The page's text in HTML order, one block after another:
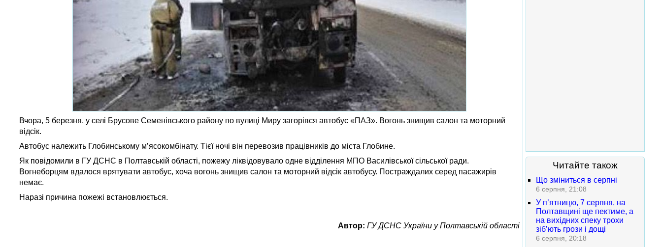
Вчора, 5 березня, у селі Брусове Семенівського району по вулиці Миру загорівся автобус «ПАЗ». Вогонь знищив салон та моторний
відсік.
Автобус належить Глобинському м’ясокомбінату. Тієї ночі він перевозив працівників до міста Глобине.
Як повідомили в ГУ ДСНС в Полтавській області, пожежу ліквідовувало одне відділення МПО Василівської сільської ради.
Вогнеборцям вдалося врятувати автобус, хоча вогонь знищив салон та моторний відсік автобусу. Постраждалих серед пасажирів
немає.
Наразі причина пожежі встановлюється.
Автор: ГУ ДСНС України у Полтавській області
Читайте також
Що зміниться в серпні
6 серпня, 21:08
У п’ятницю, 7 серпня, на
Полтавщині ще пектиме, а
на вихідних спеку трохи
зіб’ють грози і дощі
6 серпня, 20:18